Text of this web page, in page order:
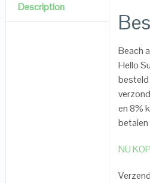
Description
Beach
Hello
en 8%
NU